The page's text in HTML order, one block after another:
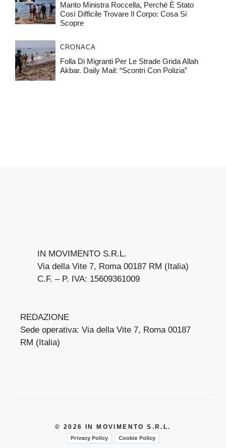
Marito Ministra Roccella, Perché È Stato
Così Difficile Trovare Il Corpo: Cosa Si
Scopre
CRONACA
Folla Di Migranti Per Le Strade Grida Allah
Akbar. Daily Mail: “Scontri Con Polizia”
IN MOVIMENTO S.R.L.
Via della Vite 7, Roma 00187 RM (Italia)
C.F. – P. IVA: 15609361009
REDAZIONE
Sede operativa: Via della Vite 7, Roma 00187
RM (Italia)
© 2026 IN MOVIMENTO S.R.L.
Privacy Policy
Cookie Policy